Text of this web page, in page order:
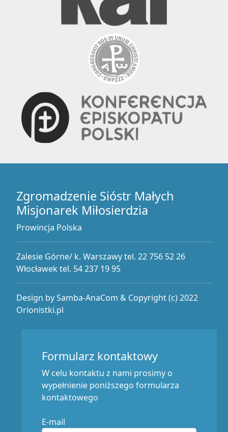
Zgromadzenie Sióstr Małych
Misjonarek Miłosierdzia
Prowincja Polska
Zalesie Górne/ k. Warszawy tel. 22 756 52 26
Włocławek tel. 54 237 19 95
Design by Samba-AnaCom & Copyright (c) 2022
Orionistki.pl
Formularz kontaktowy
W celu kontaktu z nami prosimy o
wypełnienie poniższego formularza
kontaktowego
E-mail